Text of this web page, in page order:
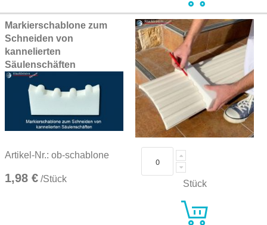
Markierschablone zum
Schneiden von
kannelierten
Säulenschäften
Artikel-Nr.: ob-schablone
1,98 € /Stück Stück